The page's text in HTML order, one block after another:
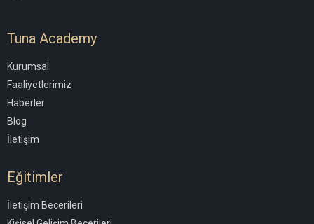
Tuna Academy
Kurumsal
Faaliyetlerimiz
Haberler
Blog
İletişim
Eğitimler
İletişim Becerileri